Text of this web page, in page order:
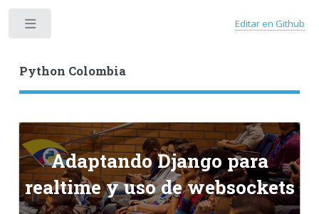
Python Colombia
Editar en Github
Adaptando Django para
realtime y uso de websockets